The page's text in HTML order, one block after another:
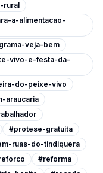
rural
a-alimentacao-
veja-bem
vivo-e-festa-da-
do-peixe-vivo
araucaria
#protese-gratuita
ruas-do-tindiquera
#reforma